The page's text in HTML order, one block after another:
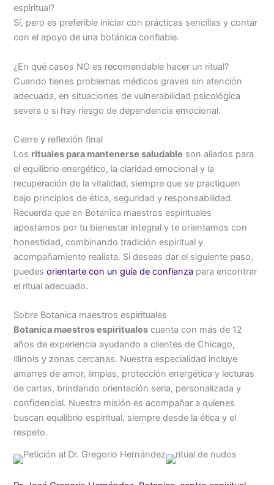
espiritual?
Sí, pero es preferible iniciar con prácticas sencillas y contar
con el apoyo de una botánica confiable.
¿En qué casos NO es recomendable hacer un ritual?
Cuando tienes problemas médicos graves sin atención
adecuada, en situaciones de vulnerabilidad psicológica
severa o si hay riesgo de dependencia emocional.
Cierre y reflexión final
Los rituales para mantenerse saludable son aliados para
el equilibrio energético, la claridad emocional y la
recuperación de la vitalidad, siempre que se practiquen
bajo principios de ética, seguridad y responsabilidad.
Recuerda que en Botanica maestros espirituales
apostamos por tu bienestar integral y te orientamos con
honestidad, combinando tradición espiritual y
acompañamiento realista. Si deseas dar el siguiente paso,
puedesorientarte con un guía de confianza para encontrar
el ritual adecuado.
Sobre Botanica maestros espirituales
Botanica maestros espirituales cuenta con más de 12
años de experiencia ayudando a clientes de Chicago,
Illinois y zonas cercanas. Nuestra especialidad incluye
amarres de amor, limpias, protección energética y lecturas
de cartas, brindando orientación seria, personalizada y
confidencial. Nuestra misión es acompañar a quienes
buscan equilibrio espiritual, siempre desde la ética y el
respeto.